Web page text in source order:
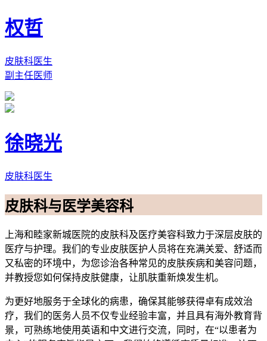
权哲
皮肤科医生
副主任医师
徐晓光
皮肤科医生
皮肤科与医学美容科
上海和睦家新城医院的皮肤科及医疗美容科致力于深层皮肤的
医疗与护理。我们的专业皮肤医护人员将在充满关爱、舒适而
又私密的环境中，为您诊治各种常见的皮肤疾病和美容问题，
并教授您如何保持皮肤健康，让肌肤重新焕发生机。
为更好地服务于全球化的病患，确保其能够获得卓有成效治
疗，我们的医务人员不仅专业经验丰富，并且具有海外教育背
景，可熟练地使用英语和中文进行交流，同时，在“以患者为